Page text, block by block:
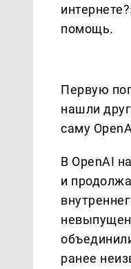
помощь.
Первую
нашли
саму
В OpenAI
и
ранее